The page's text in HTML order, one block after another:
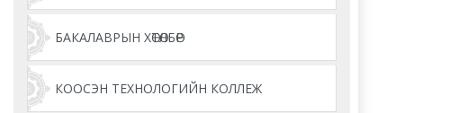
БАКАЛАВРЫН ХӨТӨЛБӨР
КООСЭН ТЕХНОЛОГИЙН КОЛЛЕЖ